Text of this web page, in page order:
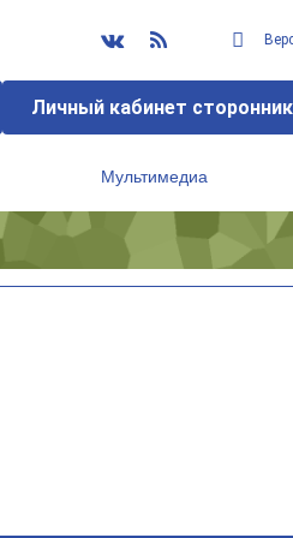
Личный кабинет
Мультимедиа